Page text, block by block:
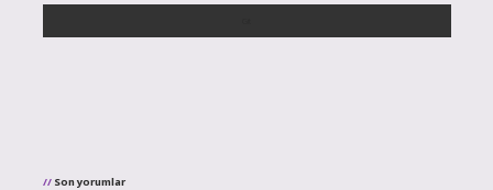
Son yorumlar